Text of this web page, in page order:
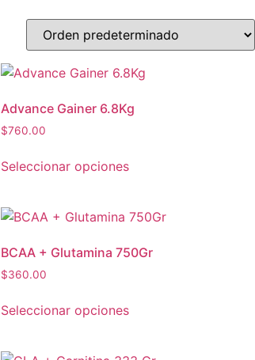
Advance Gainer 6.8Kg
$760.00
Seleccionar opciones
BCAA + Glutamina 750Gr
$360.00
Seleccionar opciones